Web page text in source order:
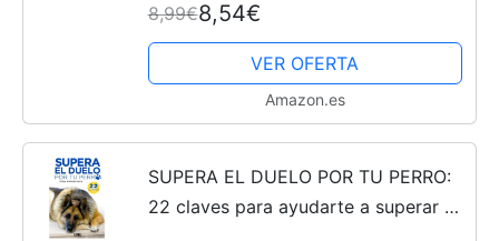
8,99€8,54€
VER OFERTA
Amazon.es
SUPERA EL DUELO POR TU PERRO:
22 claves para ayudarte a superar el